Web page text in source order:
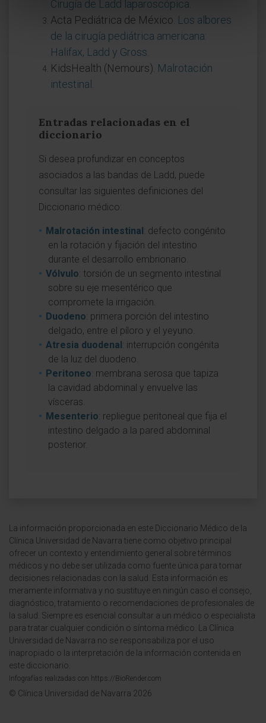
Cirugía de Ladd laparoscópica
Acta Pediátrica de México. Los albores
de la cirugía pediátrica americana:
Halifax, Ladd y Gross
KidsHealth (Nemours). Malrotación
intestinal
Entradas relacionadas en el
diccionario
Si desea profundizar en conceptos
asociados a las bandas de Ladd, puede
consultar las siguientes definiciones del
Diccionario médico:
Malrotación intestinal: defecto congénito
en la rotación y fijación del intestino
durante el desarrollo embrionario.
Vólvulo: torsión de un segmento intestinal
sobre su eje mesentérico que
compromete la irrigación.
Duodeno: primera porción del intestino
delgado, entre el píloro y el yeyuno.
Atresia duodenal: interrupción congénita
de la luz del duodeno.
Peritoneo: membrana serosa que tapiza
la cavidad abdominal y envuelve las
vísceras.
Mesenterio: repliegue peritoneal que fija el
intestino delgado a la pared abdominal
posterior.
La información proporcionada en este Diccionario Médico de la
Clínica Universidad de Navarra tiene como objetivo principal
ofrecer un contexto y entendimiento general sobre términos
médicos y no debe ser utilizada como fuente única para tomar
decisiones relacionadas con la salud. Esta información es
meramente informativa y no sustituye en ningún caso el consejo,
diagnóstico, tratamiento o recomendaciones de profesionales de
la salud. Siempre es esencial consultar a un médico o especialista
para tratar cualquier condición o síntoma médico. La Clínica
Universidad de Navarra no se responsabiliza por el uso
inapropiado o la interpretación de la información contenida en
este diccionario.
Infografías realizadas con https://BioRender.com
© Clínica Universidad de Navarra 2026